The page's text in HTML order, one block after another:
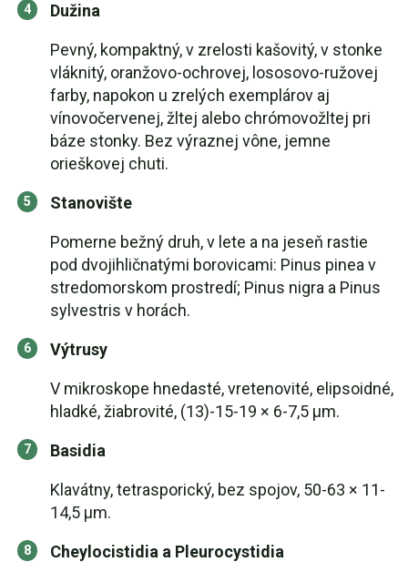
Dužina
Pevný, kompaktný, v zrelosti kašovitý, v stonke
vláknitý, oranžovo-ochrovej, lososovo-ružovej
farby, napokon u zrelých exemplárov aj
vínovočervenej, žltej alebo chrómovožltej pri
báze stonky. Bez výraznej vône, jemne
orieškovej chuti.
Stanovište
Pomerne bežný druh, v lete a na jeseň rastie
pod dvojihličnatými borovicami: Pinus pinea v
stredomorskom prostredí; Pinus nigra a Pinus
sylvestris v horách.
Výtrusy
V mikroskope hnedasté, vretenovité, elipsoidné,
hladké, žiabrovité, (13)-15-19 × 6-7,5 µm.
Basidia
Klavátny, tetrasporický, bez spojov, 50-63 × 11-
14,5 µm.
Cheylocistidia a Pleurocystidia